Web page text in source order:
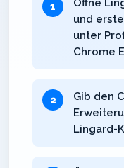
Öffne
und
unter
Chrome
Gib den
Lingard-